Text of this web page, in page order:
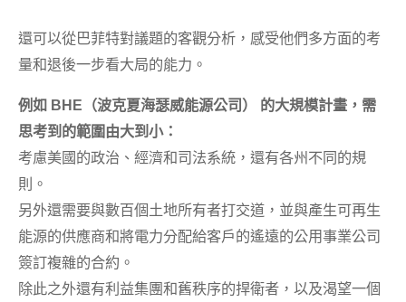
還可以從巴菲特對議題的客觀分析，感受他們多方面的考
量和退後一步看大局的能力。
例如 BHE（波克夏海瑟威能源公司） 的大規模計畫，需
思考到的範圍由大到小：
考慮美國的政治、經濟和司法系統，還有各州不同的規
則。
另外還需要與數百個土地所有者打交道，並與產生可再生
能源的供應商和將電力分配給客戶的遙遠的公用事業公司
簽訂複雜的合約。
除此之外還有利益集團和舊秩序的捍衛者，以及渴望一個